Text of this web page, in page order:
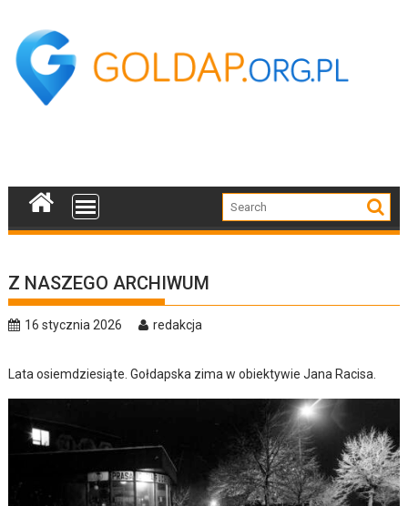
content
Z NASZEGO ARCHIWUM
16 stycznia 2026 redakcja
Lata osiemdziesiąte. Gołdapska zima w obiektywie Jana Racisa.